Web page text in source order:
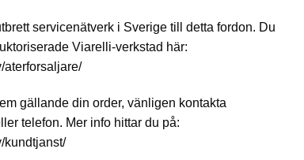
servicenätverk i Sverige till detta fordon. Du
Viarelli-verkstad här:
aterforsaljare/
gällande din order, vänligen kontakta
telefon. Mer info hittar du på:
kundtjanst/